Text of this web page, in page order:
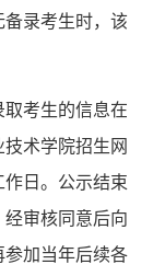
录考生时，该
考生的信息在
术学院招生网
作日。公示结束
审核同意后向
参加当年后续各